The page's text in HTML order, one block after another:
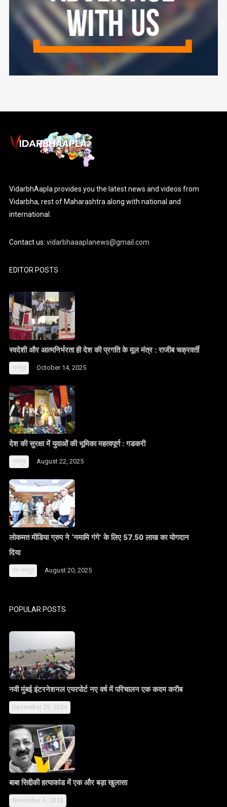
VidarbhAapla provides you the latest news and videos from
Vidarbha, rest of Maharashtra along with national and
international.
Contact us:vidarbhaaaplanews@gmail.com
EDITOR POSTS
स्वदेशी और आत्मनिर्भरता ही देश की प्रगति के मूल मंत्र : राजीब चक्रवर्ती
नागपुर October 14, 2025
देश की सुरक्षा में युवाओं की भूमिका महत्वपूर्ण : गडकरी
नागपुर August 22, 2025
लोकमत मीडिया ग्रुप ने ‘नमामि गंगे’ के लिए 57.50 लाख का योगदान
दिया
देश नागपुर August 20, 2025
POPULAR POSTS
नवी मुंबई इंटरनेशनल एयरपोर्ट नए वर्ष में परिचालन एक कदम करीब
December 29, 2024
बाबा सिद्दीकी हत्याकांड में एक और बड़ा खुलासा
November 6, 2024